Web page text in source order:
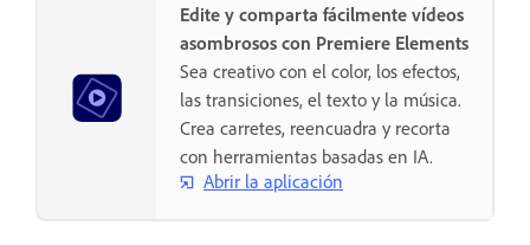
Edite y comparta fácilmente vídeos
asombrosos con Premiere Elements
Sea creativo con el color, los efectos,
las transiciones, el texto y la música.
Crea carretes, reencuadra y recorta
con herramientas basadas en IA.
Abrir la aplicación